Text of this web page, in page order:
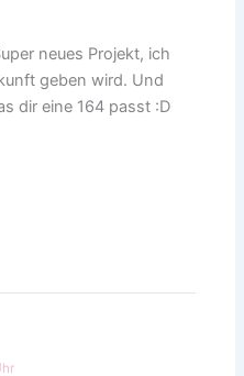
neues Projekt, ich
geben wird. Und
dir eine 164 passt :D